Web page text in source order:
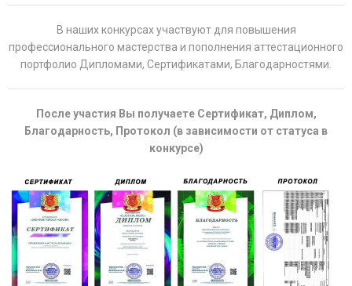
В наших конкурсах участвуют для повышения
профессионального мастерства и пополнения аттестационного
портфолио Дипломами, Сертификатами, Благодарностями.
После участия Вы получаете Сертификат, Диплом,
Благодарность, Протокол (в зависимости от статуса в
конкурсе)